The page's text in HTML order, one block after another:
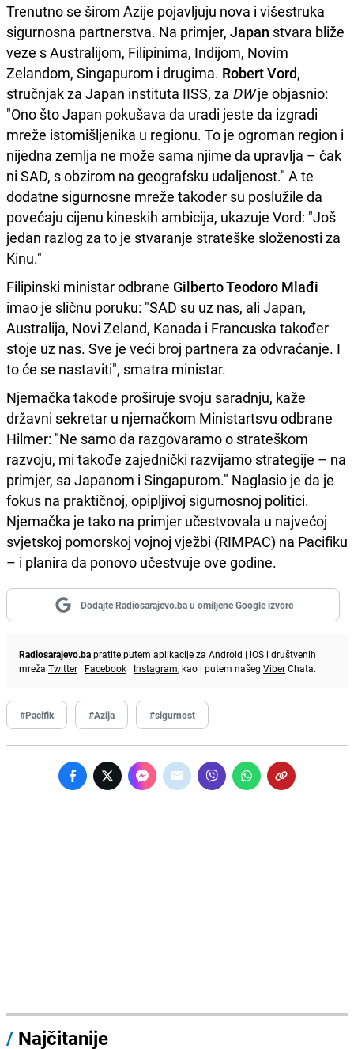
Trenutno se širom Azije pojavljuju nova i višestruka
sigurnosna partnerstva. Na primjer, Japan stvara bliže
veze s Australijom, Filipinima, Indijom, Novim
Zelandom, Singapurom i drugima. Robert Vord,
stručnjak za Japan instituta IISS, za DWje objasnio:
"Ono što Japan pokušava da uradi jeste da izgradi
mreže istomišljenika u regionu. To je ogroman region i
nijedna zemlja ne može sama njime da upravlja – čak
ni SAD, s obzirom na geografsku udaljenost." A te
dodatne sigurnosne mreže također su poslužile da
povećaju cijenu kineskih ambicija, ukazuje Vord: "Još
jedan razlog za to je stvaranje strateške složenosti za
Kinu."
Filipinski ministar odbrane Gilberto Teodoro Mlađi
imao je sličnu poruku: "SAD su uz nas, ali Japan,
Australija, Novi Zeland, Kanada i Francuska također
stoje uz nas. Sve je veći broj partnera za odvraćanje. I
to će se nastaviti", smatra ministar.
Njemačka takođe proširuje svoju saradnju, kaže
državni sekretar u njemačkom Ministartsvu odbrane
Hilmer: "Ne samo da razgovaramo o strateškom
razvoju, mi takođe zajednički razvijamo strategije – na
primjer, sa Japanom i Singapurom." Naglasio je da je
fokus na praktičnoj, opipljivoj sigurnosnoj politici.
Njemačka je tako na primjer učestvovala u najvećoj
svjetskoj pomorskoj vojnoj vježbi (RIMPAC) na Pacifiku
– i planira da ponovo učestvuje ove godine.
Dodajte Radiosarajevo.ba u omiljene Google izvore
Radiosarajevo.bapratite putem aplikacije za Android | iOS i društvenih
mreža Twitter | Facebook | Instagram, kao i putem našeg ViberChata.
#Pacifik #Azija #sigurnost
/ Najčitanije